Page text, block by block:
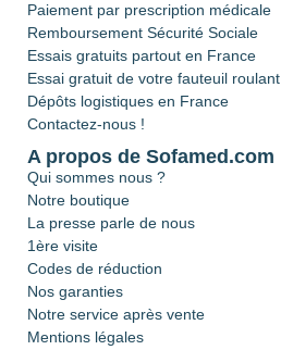
Paiement par prescription médicale
Remboursement Sécurité Sociale
Essais gratuits partout en France
Essai gratuit de votre fauteuil roulant
Dépôts logistiques en France
Contactez-nous !
A propos de Sofamed.com
Qui sommes nous ?
Notre boutique
La presse parle de nous
1ère visite
Codes de réduction
Nos garanties
Notre service après vente
Mentions légales